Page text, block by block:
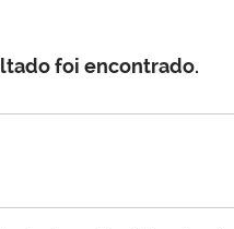
foi encontrado.